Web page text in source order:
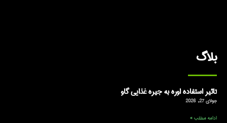
بلاگ
تاثیر استفاده اوره به جیره غذایی گاو
جولای 27, 2026
ادامه مطلب »